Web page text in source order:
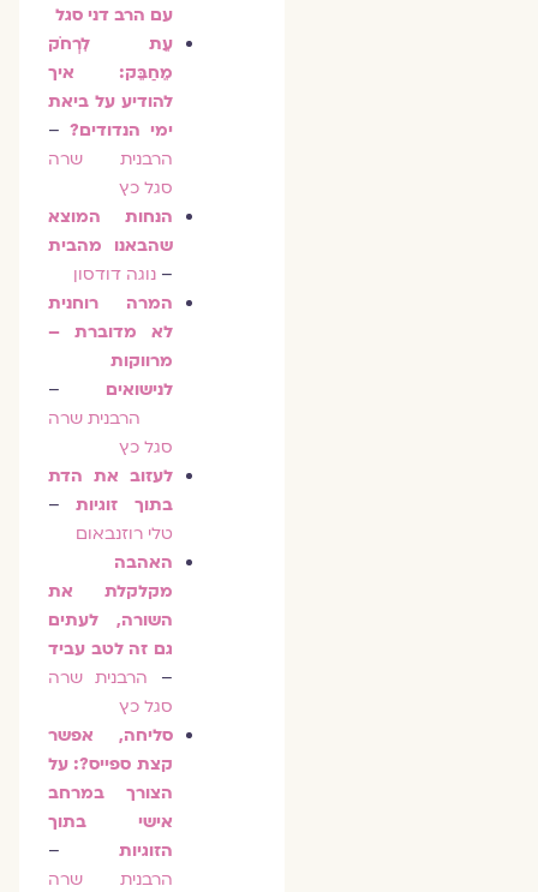
עם הרב דני סגל
עֵת לִרְחֹק
מֵחַבֵּק: איך
להודיע על ביאת
ימי הנדודים?–
הרבנית שרה
סגל כץ
הנחות המוצא
שהבאנו מהבית
–נוגה דודסון
המרה רוחנית
לא מדוברת –
מרווקות
לנישואים–
הרבנית שרה
סגל כץ
לעזוב את הדת
בתוך זוגיות–
טלי רוזנבאום
האהבה
מקלקלת את
השורה, לעתים
גם זה לטב עביד
– הרבנית שרה
סגל כץ
סליחה, אפשר
קצת ספייס?: על
הצורך במרחב
אישי בתוך
הזוגיות–
הרבנית שרה